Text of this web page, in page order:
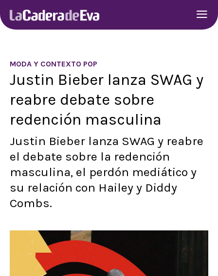
MODA Y CONTEXTO POP
Justin Bieber lanza SWAG y
reabre debate sobre
redención masculina
Justin Bieber lanza SWAG y reabre
el debate sobre la redención
masculina, el perdón mediático y
su relación con Hailey y Diddy
Combs.